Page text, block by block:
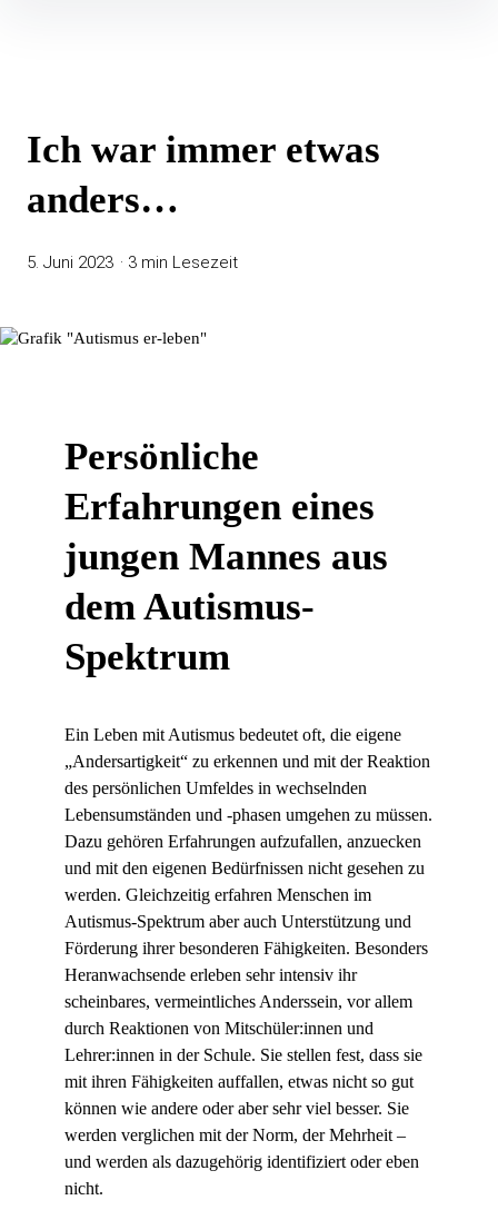
Ich war immer etwas
anders…
5. Juni 2023 3 min Lesezeit
Persönliche
Erfahrungen eines
jungen Mannes aus
dem Autismus-
Spektrum
Ein Leben mit Autismus bedeutet oft, die eigene
„Andersartigkeit“ zu erkennen und mit der Reaktion
des persönlichen Umfeldes in wechselnden
Lebensumständen und -phasen umgehen zu müssen.
Dazu gehören Erfahrungen aufzufallen, anzuecken
und mit den eigenen Bedürfnissen nicht gesehen zu
werden. Gleichzeitig erfahren Menschen im
Autismus-Spektrum aber auch Unterstützung und
Förderung ihrer besonderen Fähigkeiten. Besonders
Heranwachsende erleben sehr intensiv ihr
scheinbares, vermeintliches Anderssein, vor allem
durch Reaktionen von Mitschüler:innen und
Lehrer:innen in der Schule. Sie stellen fest, dass sie
mit ihren Fähigkeiten auffallen, etwas nicht so gut
können wie andere oder aber sehr viel besser. Sie
werden verglichen mit der Norm, der Mehrheit –
und werden als dazugehörig identifiziert oder eben
nicht.